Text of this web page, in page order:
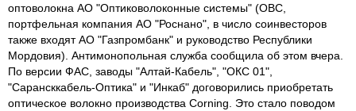
оптоволокна АО "Оптиковолоконные системы" (ОВС,
портфельная компания АО "Роснано", в число соинвесторов
также входят АО "Газпромбанк" и руководство Республики
Мордовия). Антимонопольная служба сообщила об этом вчера.
По версии ФАС, заводы "Алтай-Кабель", "ОКС 01",
"Сарансккабель-Оптика" и "Инкаб" договорились приобретать
оптическое волокно производства Corning. Это стало поводом